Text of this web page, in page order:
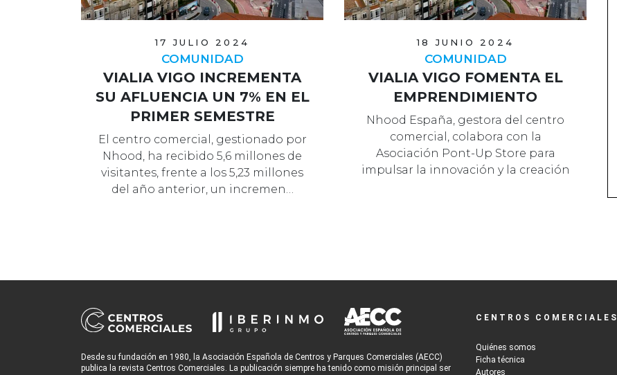
17 JULIO 2024
COMUNIDAD
VIALIA VIGO INCREMENTA
SU AFLUENCIA UN 7% EN EL
PRIMER SEMESTRE
El centro comercial, gestionado por
Nhood, ha recibido 5,6 millones de
visitantes, frente a los 5,23 millones
del año anterior, un incremen…
18 JUNIO 2024
COMUNIDAD
VIALIA VIGO FOMENTA EL
EMPRENDIMIENTO
Nhood España, gestora del centro
comercial, colabora con la
Asociación Pont-Up Store para
impulsar la innovación y la creación
Desde su fundación en 1980, la Asociación Española de Centros y Parques Comerciales (AECC)
publica la revista Centros Comerciales. La publicación siempre ha tenido como misión principal ser
CENTROS COMERCIALES
Quiénes somos
Ficha técnica
Autores